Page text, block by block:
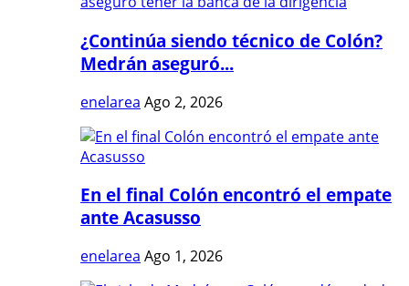
¿Continúa siendo técnico de Colón?
Medrán aseguró...
enelarea Ago 2, 2026
En el final Colón encontró el empate
ante Acasusso
enelarea Ago 1, 2026